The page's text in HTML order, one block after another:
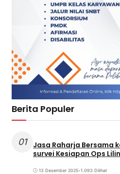
Berita Populer
01
Jasa Raharja Bersama
survei Kesiapan Ops
13 Desember 2025•1.093 Dilihat